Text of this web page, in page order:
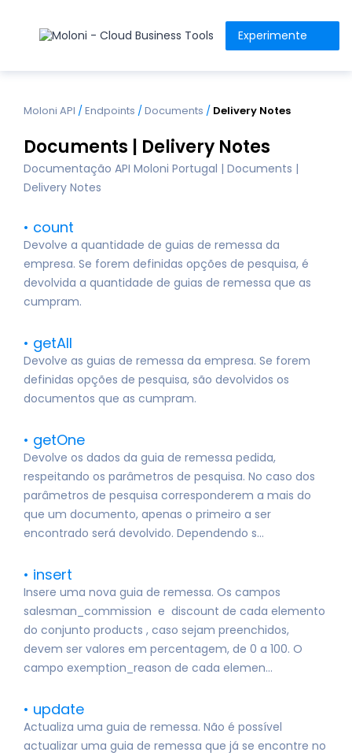
Experimente
Moloni API /Endpoints /Documents / Delivery Notes
Documents | Delivery Notes
Documentação API Moloni Portugal | Documents |
Delivery Notes
count
Devolve a quantidade de guias de remessa da
empresa. Se forem definidas opções de pesquisa, é
devolvida a quantidade de guias de remessa que as
cumpram.
getAll
Devolve as guias de remessa da empresa. Se forem
definidas opções de pesquisa, são devolvidos os
documentos que as cumpram.
getOne
Devolve os dados da guia de remessa pedida,
respeitando os parâmetros de pesquisa. No caso dos
parâmetros de pesquisa corresponderem a mais do
que um documento, apenas o primeiro a ser
encontrado será devolvido. Dependendo s...
insert
Insere uma nova guia de remessa. Os campos
salesman_commission e discount de cada elemento
do conjunto products , caso sejam preenchidos,
devem ser valores em percentagem, de 0 a 100. O
campo exemption_reason de cada elemen...
update
Actualiza uma guia de remessa. Não é possível
actualizar uma guia de remessa que já se encontre no